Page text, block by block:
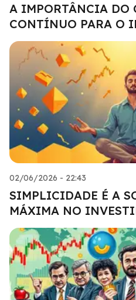
A IMPORTÂNCIA DO
CONTÍNUO PARA O
02/06/2026 - 22:43
SIMPLICIDADE É A
MÁXIMA NO